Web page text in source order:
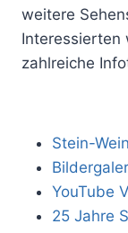
weitere
Interessierten
zahlreiche
Stein-
YouTube
25 Jahre